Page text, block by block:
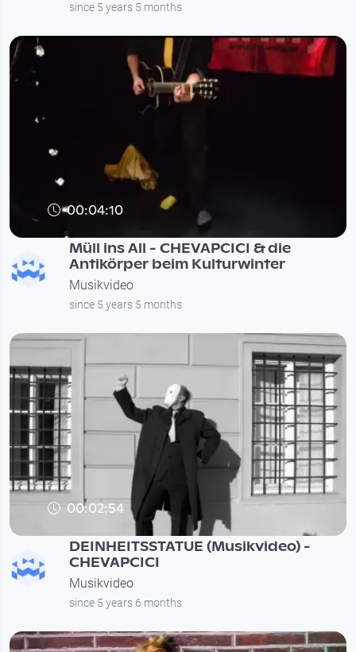
since 5 years 5 months
00:04:10
Müll ins All - CHEVAPCICI & die
Antikörper beim Kulturwinter
Musikvideo
since 5 years 5 months
00:02:54
DEINHEITSSTATUE (Musikvideo) -
CHEVAPCICI
Musikvideo
since 5 years 6 months